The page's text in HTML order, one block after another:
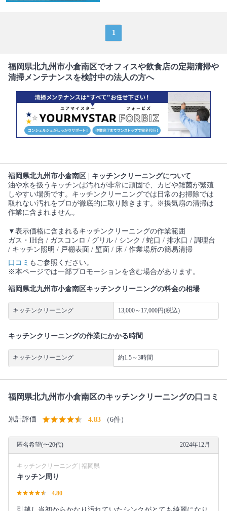
1
福岡県北九州市小倉南区でオフィスや飲食店の定期清掃や
清掃メンテナンスを検討中の法人の方へ
福岡県北九州市小倉南区 | キッチンクリーニングについて
油や水を扱うキッチンは汚れが非常に頑固で、カビや雑菌が繁殖
しやすい場所です。キッチンクリーニングでは日常のお掃除では
取れない汚れをプロが徹底的に取り除きます。※換気扇の清掃は
作業に含まれません。
▼表示価格に含まれるキッチンクリーニングの作業範囲
ガス・IH台 / ガスコンロ / グリル / シンク / 蛇口 / 排水口 / 調理台
/ キッチン照明 / 戸棚表面 / 壁面 / 床 / 作業場所の簡易清掃
口コミ もご参照ください。
※本ページでは一部プロモーションを含む場合があります。
福岡県北九州市小倉南区キッチンクリーニングの料金の相場
キッチンクリーニング 13,000～17,000円(税込)
キッチンクリーニングの作業にかかる時間
キッチンクリーニング 約1.5～3時間
福岡県北九州市小倉南区のキッチンクリーニングの口コミ
累計評価 4.83 （6件）
匿名希望(〜20代) 2024年12月
キッチンクリーニング | 福岡県
キッチン周り
4.80